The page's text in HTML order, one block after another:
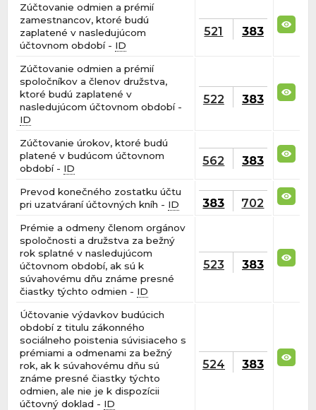
Zúčtovanie odmien a prémií
zamestnancov, ktoré budú
zaplatené v nasledujúcom
účtovnom období - ID
521 383
Zúčtovanie odmien a prémií
spoločníkov a členov družstva,
ktoré budú zaplatené v
nasledujúcom účtovnom období -
ID
522 383
Zúčtovanie úrokov, ktoré budú
platené v budúcom účtovnom
období - ID
562 383
Prevod konečného zostatku účtu
pri uzatváraní účtovných kníh - ID 383 702
Prémie a odmeny členom orgánov
spoločnosti a družstva za bežný
rok splatné v nasledujúcom
účtovnom období, ak sú k
súvahovému dňu známe presné
čiastky týchto odmien - ID
523 383
Účtovanie výdavkov budúcich
období z titulu zákonného
sociálneho poistenia súvisiaceho s
prémiami a odmenami za bežný
rok, ak k súvahovému dňu sú
známe presné čiastky týchto
odmien, ale nie je k dispozícii
účtovný doklad - ID
524 383